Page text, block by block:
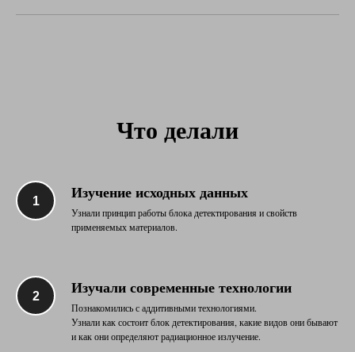
Что делали
Изучение исходных данных
Узнали принцип работы блока детектирования и свойств
применяемых материалов.
Изучали современные технологии
Познакомились с аддитивными технологиями.
Узнали как состоит блок детектирования, какие видов они бывают
и как они определяют радиационное излучение.